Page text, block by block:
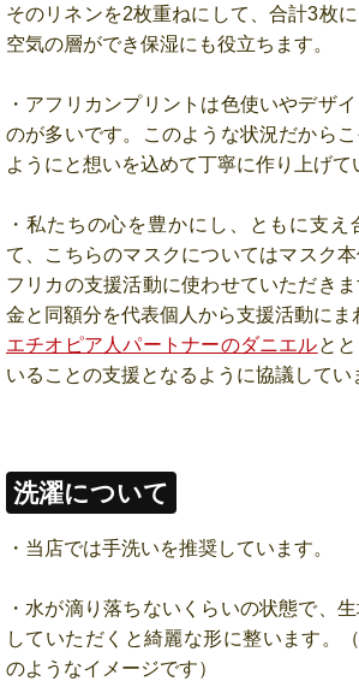
そのリネンを2枚重ねにして、合計3枚に
空気の層ができ保湿にも役立ちます。
・アフリカンプリントは色使いやデザ
のが多いです。このような状況だから
ようにと想いを込めて丁寧に作り上げて
・私たちの心を豊かにし、ともに支え
て、こちらのマスクについてはマスク
フリカの支援活動に使わせていただき
金と同額分を代表個人から支援活動にま
エチオピア人パートナーのダニエルと
いることの支援となるように協議してい
洗濯について
・当店では手洗いを推奨しています。
・水が滴り落ちないくらいの状態で、
していただくと綺麗な形に整います。
のようなイメージです）